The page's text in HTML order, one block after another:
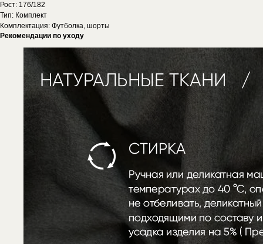
Рост: 176/182
Тип: Комплект
Комплектация: Футболка, шорты
Рекомендации по уходу